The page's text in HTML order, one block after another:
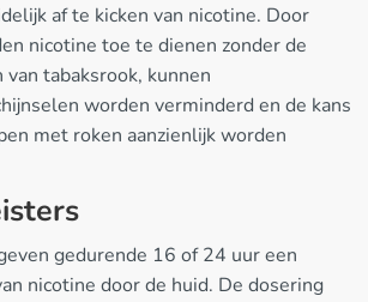
af te kicken van nicotine. Door
nicotine toe te dienen zonder de
tabaksrook, kunnen
worden verminderd en de kans
met roken aanzienlijk worden
gedurende 16 of 24 uur een
nicotine door de huid. De dosering